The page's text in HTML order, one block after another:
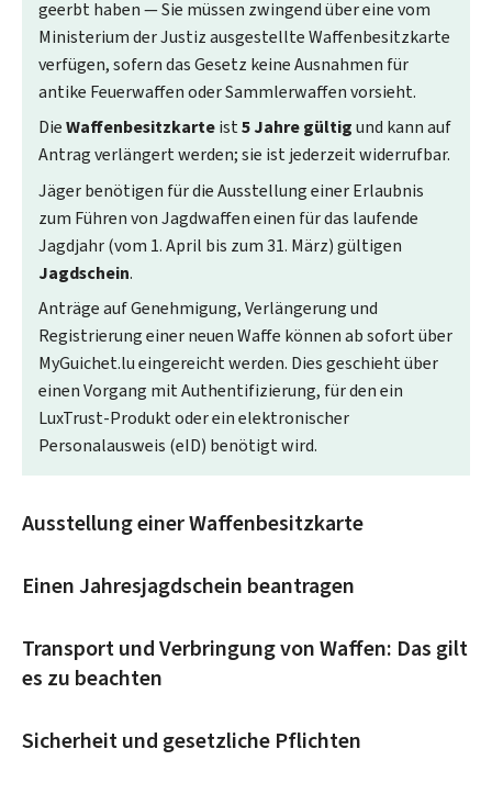
geerbt haben — Sie müssen zwingend über eine vom
Ministerium der Justiz ausgestellte Waffenbesitzkarte
verfügen, sofern das Gesetz keine Ausnahmen für
antike Feuerwaffen oder Sammlerwaffen vorsieht.
DieWaffenbesitzkarteist5 Jahre gültigund kann auf
Antrag verlängert werden; sie ist jederzeit widerrufbar.
Jäger benötigen für die Ausstellung einer Erlaubnis
zum Führen von Jagdwaffen einen für das laufende
Jagdjahr (vom 1.April bis zum 31. März) gültigen
Jagdschein.
Anträge auf Genehmigung, Verlängerung und
Registrierung einer neuen Waffe können ab sofort über
MyGuichet.lu eingereicht werden. Dies geschieht über
einen Vorgang mit Authentifizierung, für den ein
LuxTrust-Produkt oder ein elektronischer
Personalausweis (eID) benötigt wird.
Ausstellung einer Waffenbesitzkarte
Einen Jahresjagdschein beantragen
Transport und Verbringung von Waffen: Das gilt
es zu beachten
Sicherheit und gesetzliche Pflichten